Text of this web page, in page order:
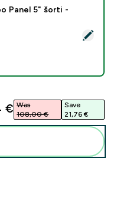
Tempo Panel 5" šorti
Panel 5" šorti -
price
€‎ Was
108,00 €‎
Save
21,76 €‎